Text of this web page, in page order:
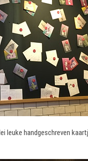
handgeschreven